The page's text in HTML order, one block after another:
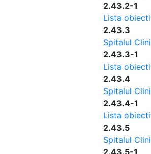
2.43.2-1
Lista
2.43.3
Spitalul
2.43.3-1
Lista
2.43.4
Spitalul
2.43.4-1
Lista
2.43.5
Spitalul
2.43.5-1